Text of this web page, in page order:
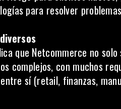
para resolver
que Netcommerce no
complejos, con muchos
sí (retail, finanzas,